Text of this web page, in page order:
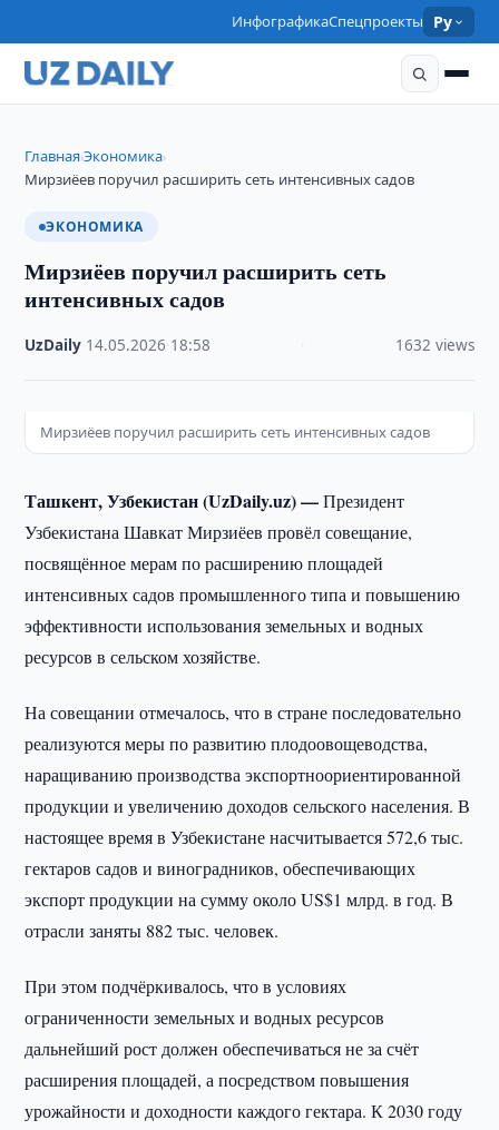
ИнфографикаСпецпроекты Ру
Главная›Экономика›
Мирзиёев поручил расширить сеть интенсивных садов
ЭКОНОМИКА
Мирзиёев поручил расширить сеть
интенсивных садов
UzDaily 14.05.2026 18:58 1632 views
Мирзиёев поручил расширить сеть интенсивных садов
Ташкент, Узбекистан (UzDaily.uz) —Президент
Узбекистана Шавкат Мирзиёев провёл совещание,
посвящённое мерам по расширению площадей
интенсивных садов промышленного типа и повышению
эффективности использования земельных и водных
ресурсов в сельском хозяйстве.
На совещании отмечалось, что в стране последовательно
реализуются меры по развитию плодоовощеводства,
наращиванию производства экспортноориентированной
продукции и увеличению доходов сельского населения. В
настоящее время в Узбекистане насчитывается 572,6 тыс.
гектаров садов и виноградников, обеспечивающих
экспорт продукции на сумму около US$1 млрд. в год. В
отрасли заняты 882 тыс. человек.
При этом подчёркивалось, что в условиях
ограниченности земельных и водных ресурсов
дальнейший рост должен обеспечиваться не за счёт
расширения площадей, а посредством повышения
урожайности и доходности каждого гектара. К 2030 году